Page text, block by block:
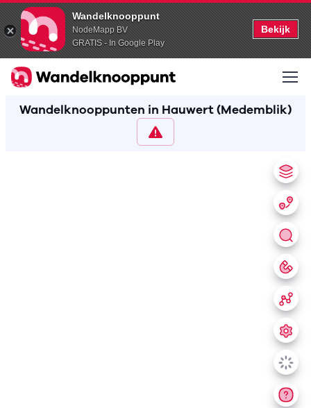
Wandelknooppunt
NodeMapp BV
GRATIS - In Google Play
Bekijk
Wandelknooppunten in Hauwert (Medemblik)